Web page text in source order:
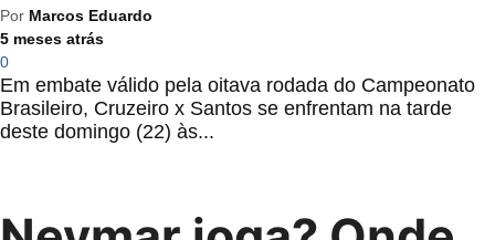
Por Marcos Eduardo
5 meses atrás
0
Em embate válido pela oitava rodada do Campeonato
Brasileiro, Cruzeiro x Santos se enfrentam na tarde
deste domingo (22) às...